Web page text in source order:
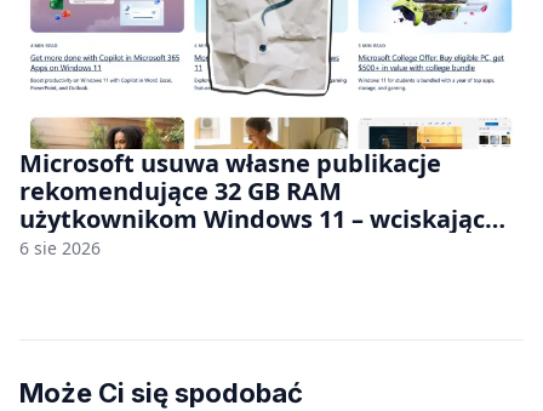
Microsoft usuwa własne publikacje
rekomendujące 32 GB RAM
użytkownikom Windows 11 – wciskając
nam przy tym komputery z 8 GB RAM po
6 sie 2026
Może Ci się spodobać